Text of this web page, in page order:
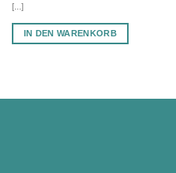
[...]
IN DEN WARENKORB